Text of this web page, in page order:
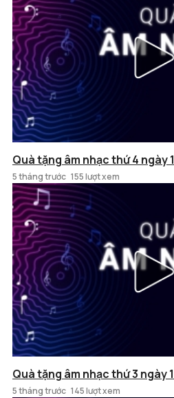
Quà tặng âm nhạc thứ 4 ngày
5 tháng trước 155 lượt xem
Quà tặng âm nhạc thứ 3 ngày
5 tháng trước 145 lượt xem